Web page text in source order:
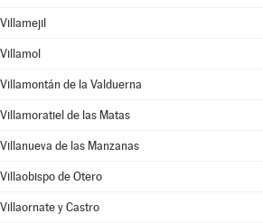
Villamejil
Villamol
Villamontán de la Valduerna
Villamoratiel de las Matas
Villanueva de las Manzanas
Villaobispo de Otero
Villaornate y Castro